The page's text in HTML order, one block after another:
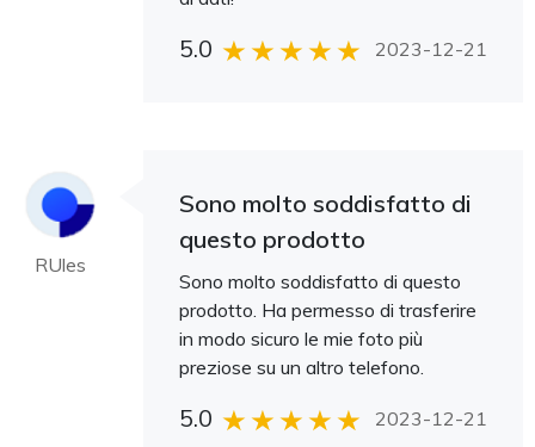
5.0 2023-12-21
RUles
Sono molto soddisfatto di
questo prodotto
Sono molto soddisfatto di questo
prodotto. Ha permesso di trasferire
in modo sicuro le mie foto più
preziose su un altro telefono.
5.0 2023-12-21